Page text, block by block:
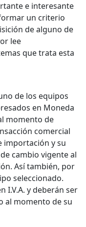
e interesante
un criterio
de alguno de
lee
que trata esta
de los equipos
en Moneda
momento de
comercial
importación y su
cambio vigente al
Así también, por
seleccionado.
I.V.A. y deberán ser
al momento de su